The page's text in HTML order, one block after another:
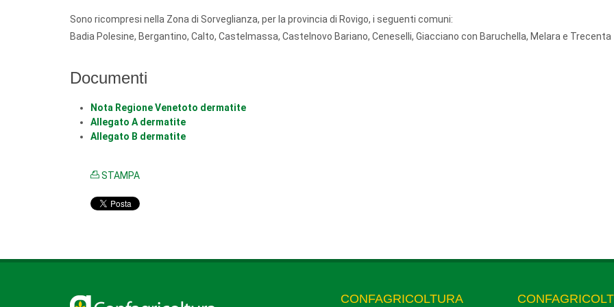
Sono ricompresi nella Zona di Sorveglianza, per la provincia di Rovigo, i seguenti comuni:
Badia Polesine, Bergantino, Calto, Castelmassa, Castelnovo Bariano, Ceneselli, Giacciano con Baruchella, Melara e Trecenta
Documenti
Nota Regione Venetoto dermatite
Allegato A dermatite
Allegato B dermatite
STAMPA
CONFAGRICOLTURA